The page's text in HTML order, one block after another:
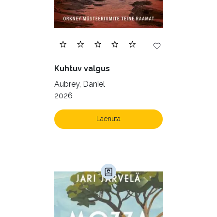
Ilukirjandus (4259)
Krimi ja põnevik (1287)
Kultuur ja teadus (45)
Kunst ja looming (86)
Laste- ja noortekirjandus (582)
Loodusteadus (32)
Maamajandus (24)
Majandus (34)
Perioodika (15)
Kuhtuv valgus
Aubrey, Daniel
2026
Laenuta